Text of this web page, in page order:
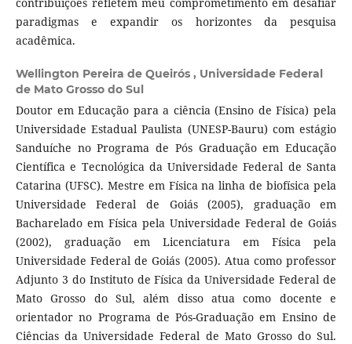
paradigmas e expandir os horizontes da pesquisa
acadêmica.
Wellington Pereira de Queirós , Universidade Federal
de Mato Grosso do Sul
Doutor em Educação para a ciência (Ensino de Física) pela
Universidade Estadual Paulista (UNESP-Bauru) com estágio
Sanduíche no Programa de Pós Graduação em Educação
Científica e Tecnológica da Universidade Federal de Santa
Catarina (UFSC). Mestre em Física na linha de biofísica pela
Universidade Federal de Goiás (2005), graduação em
Bacharelado em Física pela Universidade Federal de Goiás
(2002), graduação em Licenciatura em Física pela
Universidade Federal de Goiás (2005). Atua como professor
Adjunto 3 do Instituto de Física da Universidade Federal de
Mato Grosso do Sul, além disso atua como docente e
orientador no Programa de Pós-Graduação em Ensino de
Ciências da Universidade Federal de Mato Grosso do Sul.